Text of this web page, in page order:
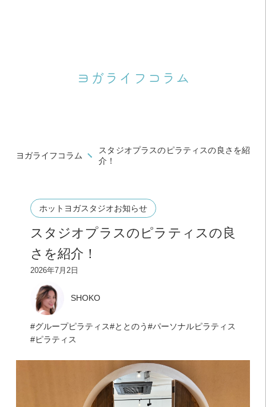
ヨガライフコラム
ヨガライフコラム
スタジオプラスのピラティスの良さを紹
介！
ホットヨガスタジオお知らせ
スタジオプラスのピラティスの良
さを紹介！
2026年7月2日
SHOKO
グループピラティス ととのう
パーソナルピラティス
ピラティス